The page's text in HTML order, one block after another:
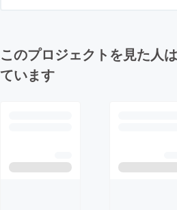
このプロジェクトを見た人
ています